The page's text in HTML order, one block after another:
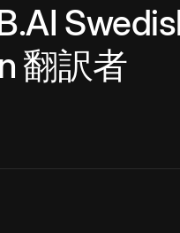
翻訳者